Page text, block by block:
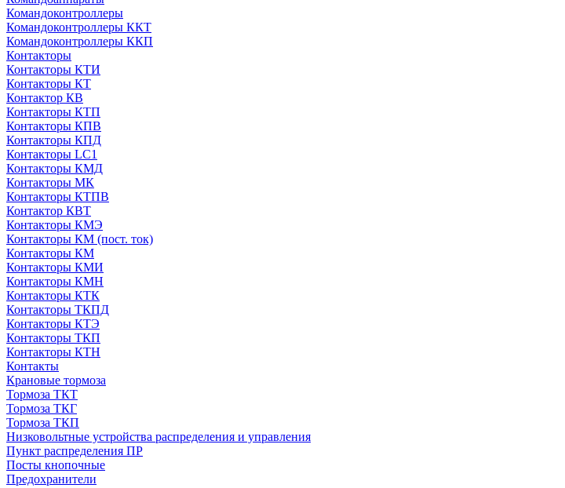
Командоконтроллеры
Командоконтроллеры ККТ
Командоконтроллеры ККП
Контакторы
Контакторы КТИ
Контакторы КТ
Контактор КВ
Контакторы КТП
Контакторы КПВ
Контакторы КПД
Контакторы LC1
Контакторы КМД
Контакторы МК
Контакторы КТПВ
Контактор КВТ
Контакторы КМЭ
Контакторы КМ (пост. ток)
Контакторы КМ
Контакторы КМИ
Контакторы КМН
Контакторы КТК
Контакторы ТКПД
Контакторы КТЭ
Контакторы ТКП
Контакторы КТН
Контакты
Крановые тормоза
Тормоза ТКТ
Тормоза ТКГ
Тормоза ТКП
Низковольтные устройства распределения и управления
Пункт распределения ПР
Посты кнопочные
Предохранители